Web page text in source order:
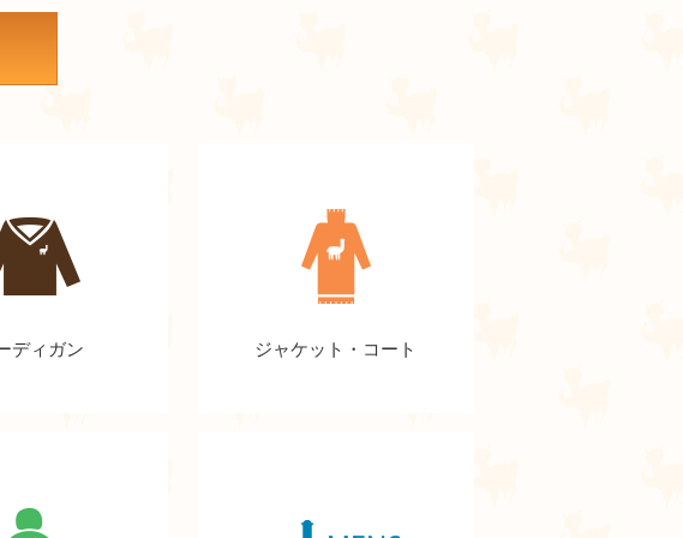
ディガン ジャケット・コート